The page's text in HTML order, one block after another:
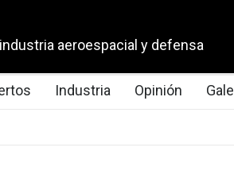
aeroespacial y defensa
Industria Opinión